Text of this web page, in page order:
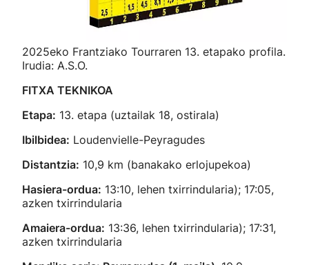
2025eko Frantziako Tourraren 13. etapako profila.
Irudia: A.S.O.
FITXA TEKNIKOA
Etapa: 13. etapa (uztailak 18, ostirala)
Ibilbidea: Loudenvielle-Peyragudes
Distantzia: 10,9 km (banakako erlojupekoa)
Hasiera-ordua: 13:10, lehen txirrindularia); 17:05,
azken txirrindularia
Amaiera-ordua: 13:36, lehen txirrindularia); 17:31,
azken txirrindularia